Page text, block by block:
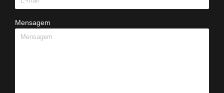
Mensagem